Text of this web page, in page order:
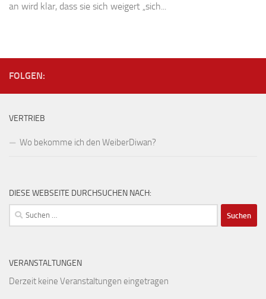
an wird klar, dass sie sich weigert „sich...
FOLGEN:
VERTRIEB
Wo bekomme ich den WeiberDiwan?
DIESE WEBSEITE DURCHSUCHEN NACH:
Suchen
nach:
VERANSTALTUNGEN
Derzeit keine Veranstaltungen eingetragen